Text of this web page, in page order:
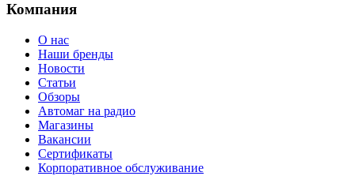
Компания
О нас
Наши бренды
Новости
Статьи
Обзоры
Автомаг на радио
Магазины
Вакансии
Сертификаты
Корпоративное обслуживание